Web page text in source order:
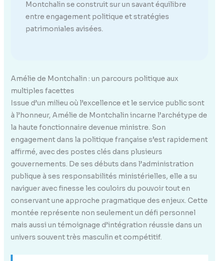
Montchalin se construit sur un savant équilibre
entre engagement politique et stratégies
patrimoniales avisées.
Amélie de Montchalin : un parcours politique aux
multiples facettes
Issue d’un milieu où l’excellence et le service public sont
à l’honneur, Amélie de Montchalin incarne l’archétype de
la haute fonctionnaire devenue ministre. Son
engagement dans la politique française s’est rapidement
affirmé, avec des postes clés dans plusieurs
gouvernements. De ses débuts dans l’administration
publique à ses responsabilités ministérielles, elle a su
naviguer avec finesse les couloirs du pouvoir tout en
conservant une approche pragmatique des enjeux. Cette
montée représente non seulement un défi personnel
mais aussi un témoignage d’intégration réussie dans un
univers souvent très masculin et compétitif.